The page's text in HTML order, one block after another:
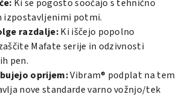
Ki se pogosto soočajo s tehnično
izpostavljenimi potmi.
razdalje:Ki iščejo popolno
Mafate serije in odzivnosti
pen.
oprijem:Vibram® podplat na tem
nove standarde varno vožnjo/tek